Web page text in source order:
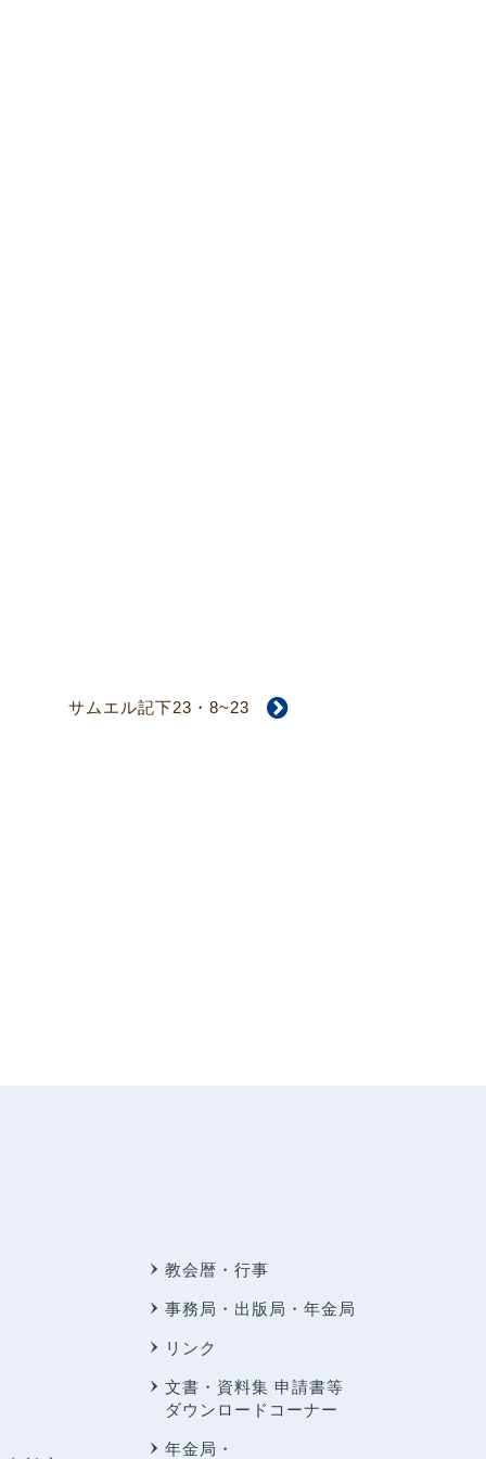
サムエル記下23・8~23
教会暦・行事
事務局・出版局・年金局
リンク
文書・資料集 申請書等
ダウンロードコーナー
年金局・